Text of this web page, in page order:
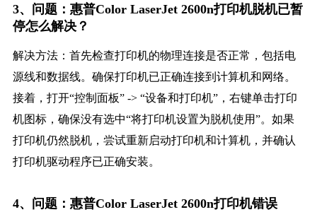
3、问题：惠普Color LaserJet 2600n打印机脱机已暂
停怎么解决？
解决方法：首先检查打印机的物理连接是否正常，包括电
源线和数据线。确保打印机已正确连接到计算机和网络。
接着，打开“控制面板” -> “设备和打印机”，右键单击打印
机图标，确保没有选中“将打印机设置为脱机使用”。如果
打印机仍然脱机，尝试重新启动打印机和计算机，并确认
打印机驱动程序已正确安装。
4、问题：惠普Color LaserJet 2600n打印机错误